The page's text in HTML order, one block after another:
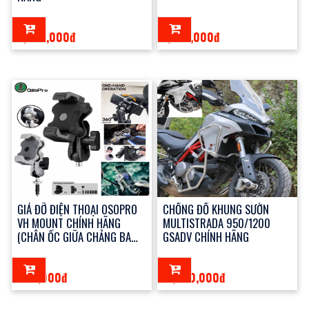
2,800,000đ 1,200,000đ
GIÁ ĐỠ ĐIỆN THOẠI OSOPRO
VH MOUNT CHÍNH HÃNG
(CHÂN ỐC GIỮA CHẢNG BA
990,000đ
CHỐNG ĐỔ KHUNG SƯỜN
MULTISTRADA 950/1200
GSADV CHÍNH HÃNG
11,000,000đ